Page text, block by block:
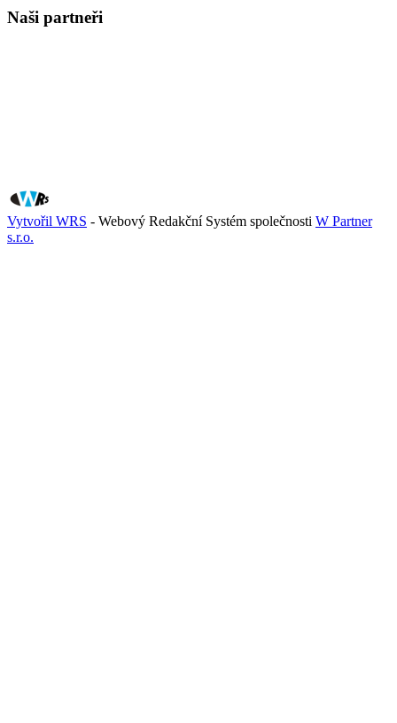
Naši partneři
Vytvořil WRS - Webový Redakční Systém společnosti W Partner
s.r.o.